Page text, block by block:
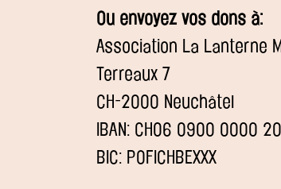
Ou envoyez vos dons à:
Association La Lanterne
Terreaux 7
CH-2000 Neuchâtel
IBAN: CH06 0900 0000
BIC: POFICHBEXXX